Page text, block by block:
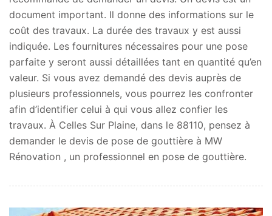
document important. Il donne des informations sur le
coût des travaux. La durée des travaux y est aussi
indiquée. Les fournitures nécessaires pour une pose
parfaite y seront aussi détaillées tant en quantité qu’en
valeur. Si vous avez demandé des devis auprès de
plusieurs professionnels, vous pourrez les confronter
afin d’identifier celui à qui vous allez confier les
travaux. À Celles Sur Plaine, dans le 88110, pensez à
demander le devis de pose de gouttière à MW
Rénovation , un professionnel en pose de gouttière.